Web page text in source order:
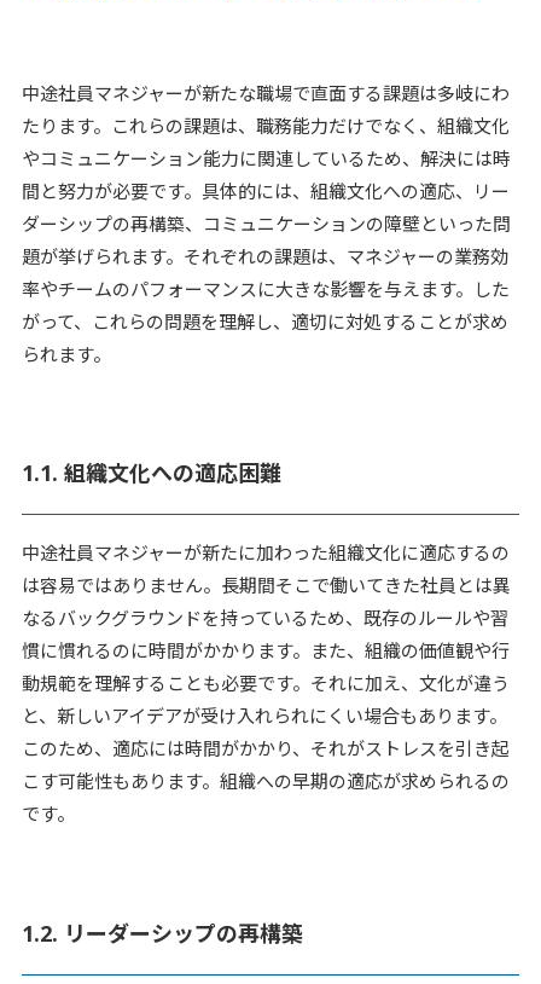
中途社員マネジャーが新たな職場で直面する課題は多岐にわ
たります。これらの課題は、職務能力だけでなく、組織文化
やコミュニケーション能力に関連しているため、解決には時
間と努力が必要です。具体的には、組織文化への適応、リー
ダーシップの再構築、コミュニケーションの障壁といった問
題が挙げられます。それぞれの課題は、マネジャーの業務効
率やチームのパフォーマンスに大きな影響を与えます。した
がって、これらの問題を理解し、適切に対処することが求め
られます。
1.1. 組織文化への適応困難
中途社員マネジャーが新たに加わった組織文化に適応するの
は容易ではありません。長期間そこで働いてきた社員とは異
なるバックグラウンドを持っているため、既存のルールや習
慣に慣れるのに時間がかかります。また、組織の価値観や行
動規範を理解することも必要です。それに加え、文化が違う
と、新しいアイデアが受け入れられにくい場合もあります。
このため、適応には時間がかかり、それがストレスを引き起
こす可能性もあります。組織への早期の適応が求められるの
です。
1.2. リーダーシップの再構築